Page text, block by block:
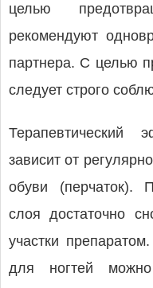
целью
рекомендуют
партнера. С целью
следует строго
Терапевтический
зависит от
обуви (перчаток).
слоя достаточно
участки
для ногтей